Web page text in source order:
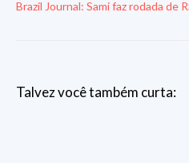
Brazil Journal: Sami faz rodada de
Talvez você também curta: